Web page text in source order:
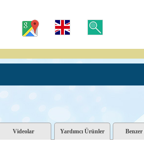
Videolar Yardımcı Ürünler